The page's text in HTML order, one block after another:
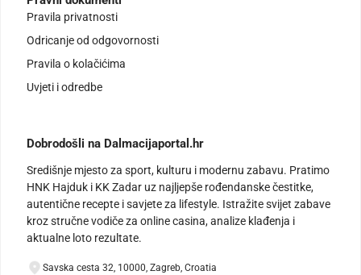
Pravila privatnosti
Odricanje od odgovornosti
Pravila o kolačićima
Uvjeti i odredbe
Dobrodošli na Dalmacijaportal.hr
Središnje mjesto za sport, kulturu i modernu zabavu. Pratimo
HNK Hajduk i KK Zadar uz najljepše rođendanske čestitke,
autentične recepte i savjete za lifestyle. Istražite svijet zabave
kroz stručne vodiče za online casina, analize klađenja i
aktualne loto rezultate.
Savska cesta 32, 10000, Zagreb, Croatia